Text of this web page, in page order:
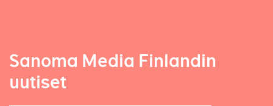
Sanoma Media Finlandin
uutiset